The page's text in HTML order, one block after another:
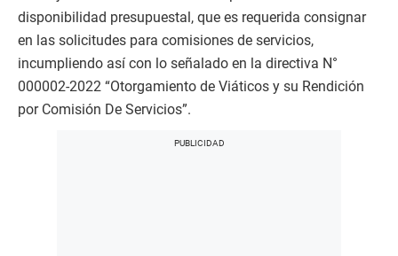
disponibilidad presupuestal, que es requerida consignar
en las solicitudes para comisiones de servicios,
incumpliendo así con lo señalado en la directiva N°
000002-2022 “Otorgamiento de Viáticos y su Rendición
por Comisión De Servicios”.